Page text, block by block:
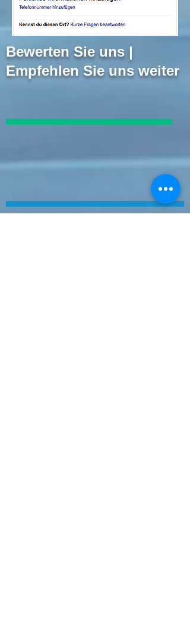
Bewerten Sie uns |
Empfehlen Sie uns weiter